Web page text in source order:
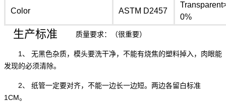
Color ASTM D2457
0%
生产标准 质量要求：（很重要）
1、 无黑色杂质，模头要洗干净，不能有烧焦的塑料掉入，肉眼能
发现的必须清除。
2、 纸管一定要对齐，不能一边长一边短。两边各留白标准
1CM。